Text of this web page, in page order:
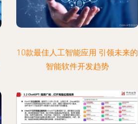
10款最佳人工智能应用 引领未来的
智能软件开发趋势